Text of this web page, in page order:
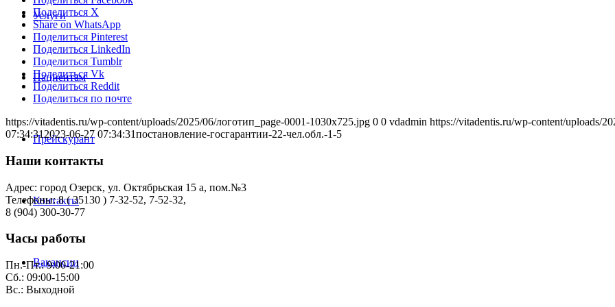
Услуги
Пациентам
Прейскурант
Контакты
Вакансии
Поделиться X
Share on WhatsApp
Поделиться Pinterest
Поделиться LinkedIn
Поделиться Tumblr
Поделиться Vk
Поделиться Reddit
Поделиться по почте
https://vitadentis.ru/wp-content/uploads/2025/06/логотип_page-0001-1030x725.jpg 0 0 vdadmin https://vitadentis.ru/wp-content/uploads/
07:34:31 2023-06-27 07:34:31постановление-госгарантии-22-чел.обл.-1-5
Наши контакты
Адрес: город Озерск, ул. Октябрьская 15 а, пом.№3
Телефоны: 8 ( 35130 ) 7-32-52, 7-52-32,
8 (904) 300-30-77
Часы работы
Пн.-Пт.: 9:00-21:00
Сб.: 09:00-15:00
Вс.: Выходной